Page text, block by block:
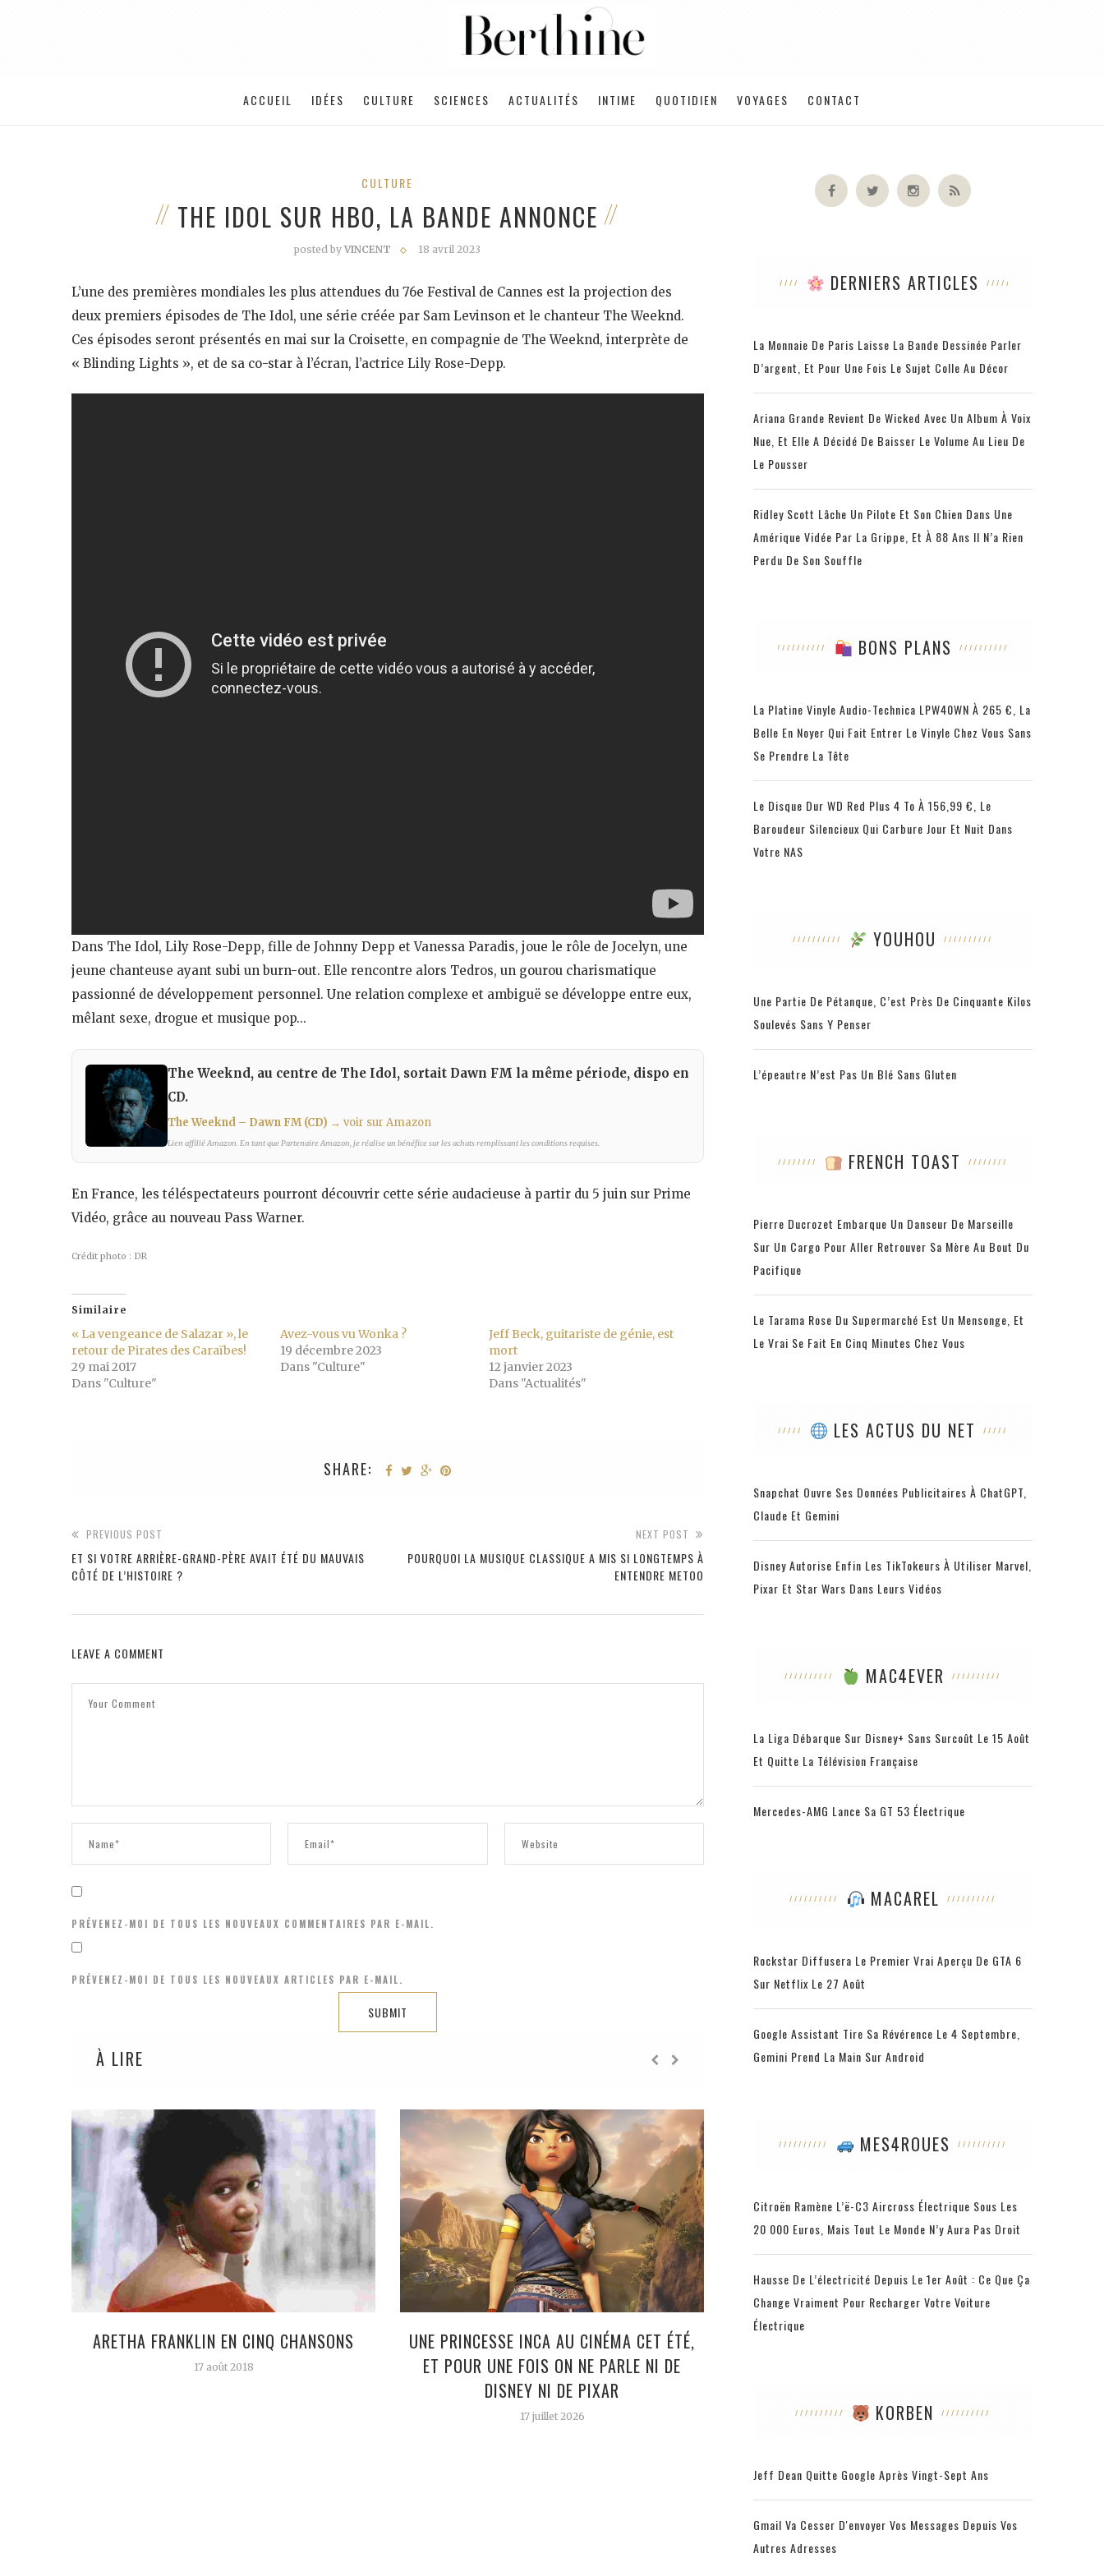
ACCUEIL IDÉES CULTURE SCIENCES ACTUALITÉS INTIME QUOTIDIEN VOYAGES CONTACT
CULTURE
THE IDOL SUR HBO, LA BANDE ANNONCE
posted byVINCENT 18 avril 2023
L’une des premières mondiales les plus attendues du 76e Festival de Cannes est la projection des
deux premiers épisodes de The Idol, une série créée par Sam Levinson et le chanteur The Weeknd.
Ces épisodes seront présentés en mai sur la Croisette, en compagnie de The Weeknd, interprète de
« Blinding Lights », et de sa co-star à l’écran, l’actrice Lily Rose-Depp.
Dans The Idol, Lily Rose-Depp, fille de Johnny Depp et Vanessa Paradis, joue le rôle de Jocelyn, une
jeune chanteuse ayant subi un burn-out. Elle rencontre alors Tedros, un gourou charismatique
passionné de développement personnel. Une relation complexe et ambiguë se développe entre eux,
mêlant sexe, drogue et musique pop…
The Weeknd, au centre de The Idol, sortait Dawn FM la même période, dispo en
CD.
The Weeknd – Dawn FM (CD) → voir sur Amazon
Lien affilié Amazon. En tant que Partenaire Amazon, je réalise un bénéfice sur les achats remplissant les conditions requises.
En France, les téléspectateurs pourront découvrir cette série audacieuse à partir du 5 juin sur Prime
Vidéo, grâce au nouveau Pass Warner.
Crédit photo : DR
Similaire
« La vengeance de Salazar », le
retour de Pirates des Caraïbes!
29 mai 2017
Dans "Culture"
Avez-vous vu Wonka ?
19 décembre 2023
Dans "Culture"
Jeff Beck, guitariste de génie, est
mort
12 janvier 2023
Dans "Actualités"
SHARE:
PREVIOUS POST
ET SI VOTRE ARRIÈRE-GRAND-PÈRE AVAIT ÉTÉ DU MAUVAIS
CÔTÉ DE L’HISTOIRE ?
NEXT POST
POURQUOI LA MUSIQUE CLASSIQUE A MIS SI LONGTEMPS À
ENTENDRE METOO
LEAVE A COMMENT
PRÉVENEZ-MOI DE TOUS LES NOUVEAUX COMMENTAIRES PAR E-MAIL.
PRÉVENEZ-MOI DE TOUS LES NOUVEAUX ARTICLES PAR E-MAIL.
À LIRE
ARETHA FRANKLIN EN CINQ CHANSONS
17 août 2018
UNE PRINCESSE INCA AU CINÉMA CET ÉTÉ,
ET POUR UNE FOIS ON NE PARLE NI DE
DISNEY NI DE PIXAR
17 juillet 2026 2 août 2026
DERNIERS ARTICLES
La Monnaie De Paris Laisse La Bande Dessinée Parler
D’argent, Et Pour Une Fois Le Sujet Colle Au Décor
Ariana Grande Revient De Wicked Avec Un Album À Voix
Nue, Et Elle A Décidé De Baisser Le Volume Au Lieu De
Le Pousser
Ridley Scott Lâche Un Pilote Et Son Chien Dans Une
Amérique Vidée Par La Grippe, Et À 88 Ans Il N’a Rien
Perdu De Son Souffle
BONS PLANS
La Platine Vinyle Audio-Technica LPW40WN À 265 €, La
Belle En Noyer Qui Fait Entrer Le Vinyle Chez Vous Sans
Se Prendre La Tête
Le Disque Dur WD Red Plus 4 To À 156,99 €, Le
Baroudeur Silencieux Qui Carbure Jour Et Nuit Dans
Votre NAS
YOUHOU
Une Partie De Pétanque, C’est Près De Cinquante Kilos
Soulevés Sans Y Penser
L’épeautre N’est Pas Un Blé Sans Gluten
FRENCH TOAST
Pierre Ducrozet Embarque Un Danseur De Marseille
Sur Un Cargo Pour Aller Retrouver Sa Mère Au Bout Du
Pacifique
Le Tarama Rose Du Supermarché Est Un Mensonge, Et
Le Vrai Se Fait En Cinq Minutes Chez Vous
LES ACTUS DU NET
Snapchat Ouvre Ses Données Publicitaires À ChatGPT,
Claude Et Gemini
Disney Autorise Enfin Les TikTokeurs À Utiliser Marvel,
Pixar Et Star Wars Dans Leurs Vidéos
MAC4EVER
La Liga Débarque Sur Disney+ Sans Surcoût Le 15 Août
Et Quitte La Télévision Française
Mercedes-AMG Lance Sa GT 53 Électrique
MACAREL
Rockstar Diffusera Le Premier Vrai Aperçu De GTA 6
Sur Netflix Le 27 Août
Google Assistant Tire Sa Révérence Le 4 Septembre,
Gemini Prend La Main Sur Android
MES4ROUES
Citroën Ramène L’ë-C3 Aircross Électrique Sous Les
20 000 Euros, Mais Tout Le Monde N’y Aura Pas Droit
Hausse De L’électricité Depuis Le 1er Août : Ce Que Ça
Change Vraiment Pour Recharger Votre Voiture
Électrique
KORBEN
Jeff Dean Quitte Google Après Vingt-Sept Ans
Gmail Va Cesser D'envoyer Vos Messages Depuis Vos
Autres Adresses